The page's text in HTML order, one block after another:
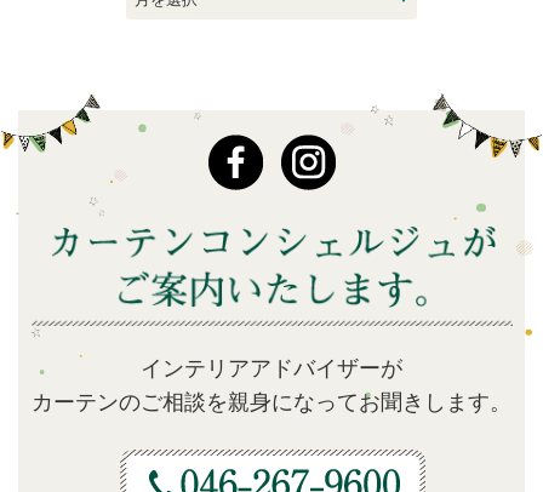
インテリアアドバイザーが
カーテンのご相談を親身になってお聞きします。